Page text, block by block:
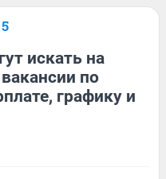
искать на
по
графику и